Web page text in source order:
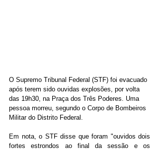
O Supremo Tribunal Federal (STF) foi evacuado
após terem sido ouvidas explosões, por volta
das 19h30, na Praça dos Três Poderes. Uma
pessoa morreu, segundo o Corpo de Bombeiros
Militar do Distrito Federal.
Em nota, o STF disse que foram "ouvidos dois
fortes estrondos ao final da sessão e os